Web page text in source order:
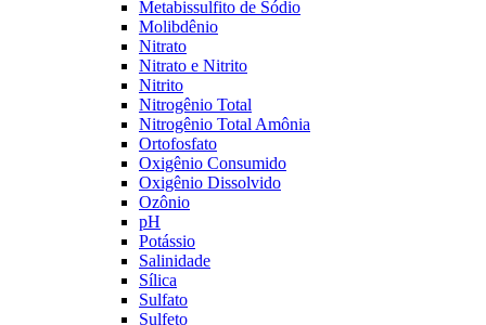
Metabissulfito de Sódio
Molibdênio
Nitrato
Nitrato e Nitrito
Nitrito
Nitrogênio Total
Nitrogênio Total Amônia
Ortofosfato
Oxigênio Consumido
Oxigênio Dissolvido
Ozônio
pH
Potássio
Salinidade
Sílica
Sulfato
Sulfeto